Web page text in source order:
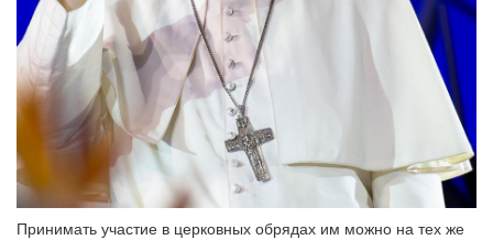
Принимать участие в церковных обрядах им можно на тех же